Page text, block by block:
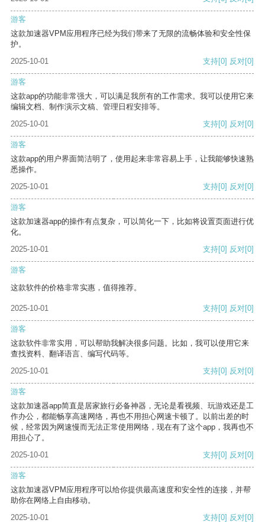
游客
这款加速器VPM应用程序已经为我们带来了无限的流畅体验和安全性保
护。
2025-10-01
支持[0] 反对[0]
游客
这款app的功能非常强大，可以满足我所有的工作需求。我可以使用它来
编辑文档、制作演示文稿、管理日程安排等。
2025-10-01
支持[0] 反对[0]
游客
这款app的用户界面简洁明了，使用起来非常容易上手，让我能够快速熟
悉操作。
2025-10-01
支持[0] 反对[0]
游客
这款加速器app的操作有点复杂，可以简化一下，比如将设置页面进行优
化。
2025-10-01
支持[0] 反对[0]
游客
这款软件的价格非常实惠，值得推荐。
2025-10-01 支持[0] 反对[0]
游客
这款软件非常实用，可以帮助我解决很多问题。比如，我可以使用它来
查找资料、翻译语言、编写代码等。
2025-10-01
支持[0] 反对[0]
游客
这款加速器app简直是居家旅行必备神器，无论是看视频、玩游戏还是工
作办公，都能畅享高速网络，再也不用担心网速卡顿了。以前出差的时
候，经常因为网速慢而无法正常使用网络，现在有了这个app，我再也不
用担心了。
2025-10-01
支持[0] 反对[0]
游客
这款加速器VPM应用程序可以给你提供最高速度和安全性的连接，并帮
助你在网络上自由移动。
2025-10-01
支持[0] 反对[0]